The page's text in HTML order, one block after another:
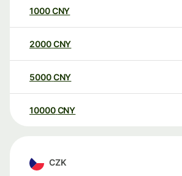
1000CNY
2000CNY
5000CNY
10000 CNY
CZK